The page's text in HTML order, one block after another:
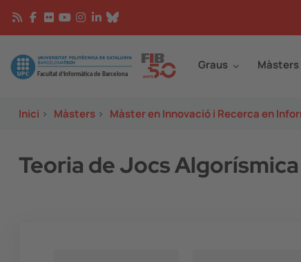
Vés al contingut
Image Graus Màsters
Inici > Màsters > Màster en Innovació i Recerca en
Teoria de Jocs Algorísmica